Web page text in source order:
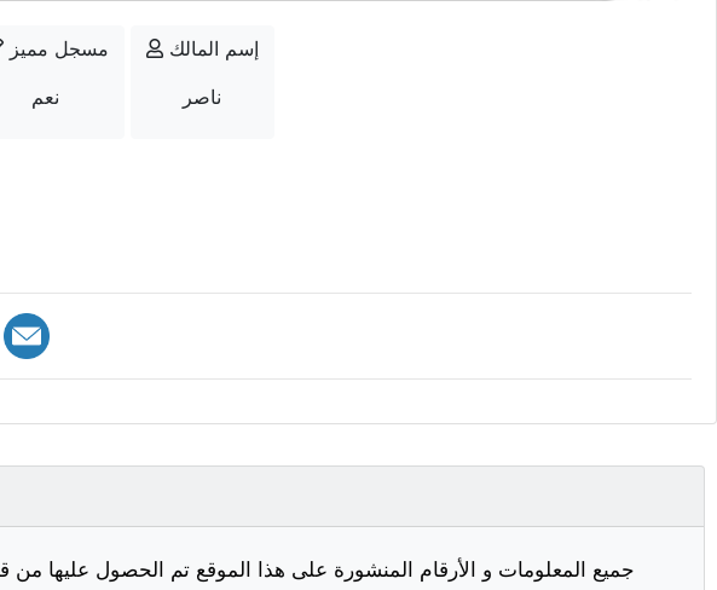
مسجل مميز
نعم
إسم المالك
ناصر
جميع المعلومات و الأرقام المنشورة على هذا الموقع تم الحصول عليها من